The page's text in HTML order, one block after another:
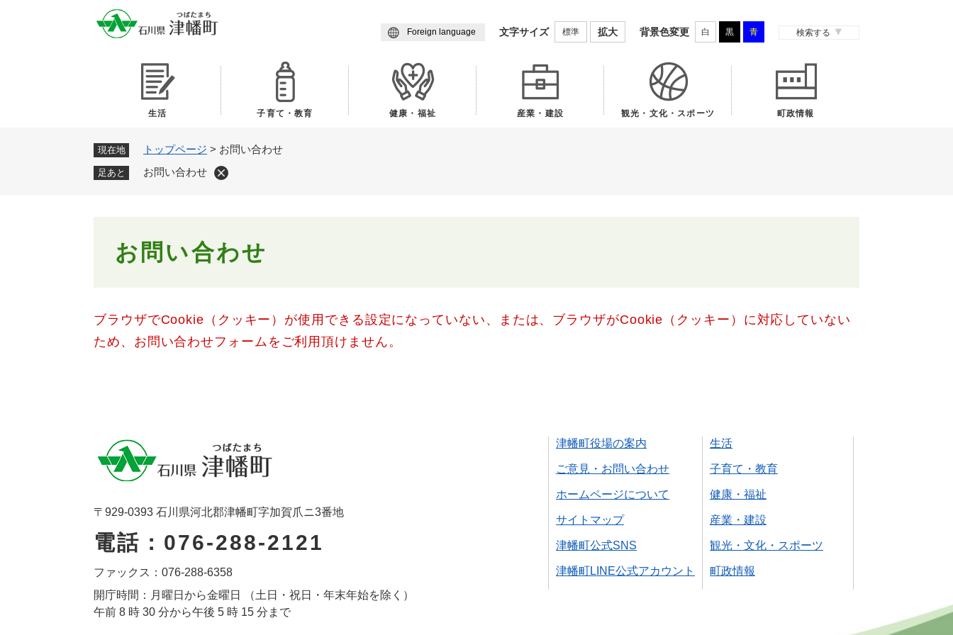
Foreign language 文字サイズ 標準 拡大 背景色変更 白 黒 青 検索する
生活 子育て・教育 健康・福祉 産業・建設 観光・文化・スポーツ 町政情報
現在地 トップページ > お問い合わせ
足あと お問い合わせ
お問い合わせ
ブラウザでCookie（クッキー）が使用できる設定になっていない、または、ブラウザがCookie（クッキー）に対応していない
ため、お問い合わせフォームをご利用頂けません。
〒929-0393 石川県河北郡津幡町字加賀爪ニ3番地
電話：076-288-2121
ファックス：076-288-6358
開庁時間：月曜日から金曜日 （土日・祝日・年末年始を除く）
午前 8 時 30 分から午後 5 時 15 分まで
津幡町役場の案内
ご意見・お問い合わせ
ホームページについて
サイトマップ
津幡町公式SNS
津幡町LINE公式アカウント
生活
子育て・教育
健康・福祉
産業・建設
観光・文化・スポーツ
町政情報